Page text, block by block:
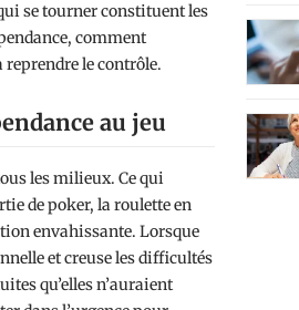
se tourner constituent les
comment
reprendre le contrôle.
au jeu
les milieux. Ce qui
de poker, la roulette en
envahissante. Lorsque
et creuse les difficultés
qu’elles n’auraient